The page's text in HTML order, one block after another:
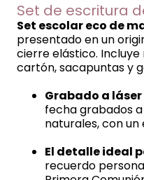
Set de escritura
Set escolar eco de
presentado en un
cierre elástico.
cartón, sacapuntas y
Grabado a
fecha grabados
naturales, con
El detalle ideal
recuerdo